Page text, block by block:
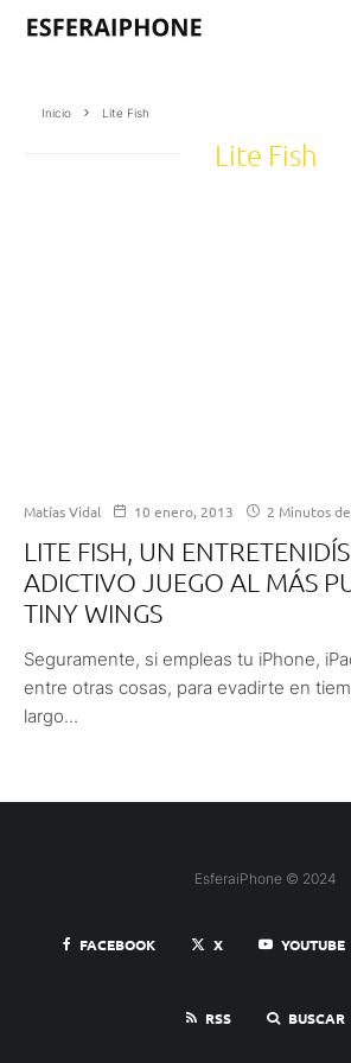
Inicio Lite Fish
Lite Fish
Matías Vidal 10 enero, 2013 2 Minutos
LITE FISH, UN
ADICTIVO JUEGO AL MÁS
TINY WINGS
Seguramente, si empleas tu iPhone,
entre otras cosas, para evadirte en
largo...
EsferaiPhone © 2024
FACEBOOK X YOUTUBE
RSS BUSCAR